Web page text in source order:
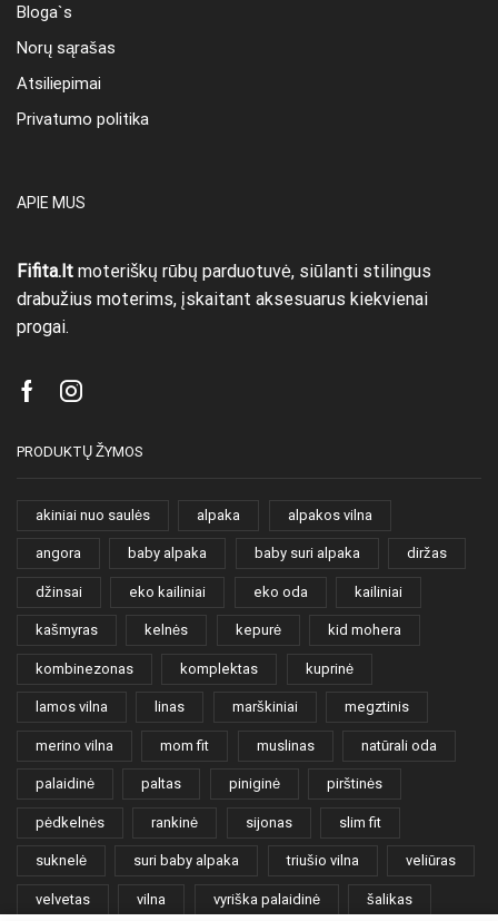
Bloga`s
Norų sąrašas
Atsiliepimai
Privatumo politika
APIE MUS
Fifita.lt moteriškų rūbų parduotuvė, siūlanti stilingus
drabužius moterims, įskaitant aksesuarus kiekvienai
progai.
FacebookInstagram
PRODUKTŲ ŽYMOS
akiniai nuo saulės alpaka alpakos vilna
angora baby alpaka baby suri alpaka diržas
džinsai eko kailiniai eko oda kailiniai
kašmyras kelnės kepurė kid mohera
kombinezonas komplektas kuprinė
lamos vilna linas marškiniai megztinis
merino vilna mom fit muslinas natūrali oda
palaidinė paltas piniginė pirštinės
pėdkelnės rankinė sijonas slim fit
suknelė suri baby alpaka triušio vilna veliūras
velvetas vilna vyriška palaidinė šalikas